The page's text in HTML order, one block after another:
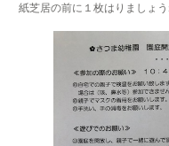
紙芝居の前に１枚はりましょう